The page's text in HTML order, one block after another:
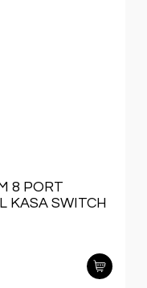
8 PORT
KASA SWITCH